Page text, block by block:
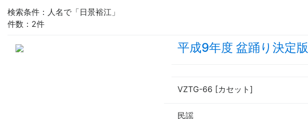
検索条件：人名で「日景裕江」
件数：2件
平成9年度 盆踊り決定版
VZTG-66 [カセット]
民謡